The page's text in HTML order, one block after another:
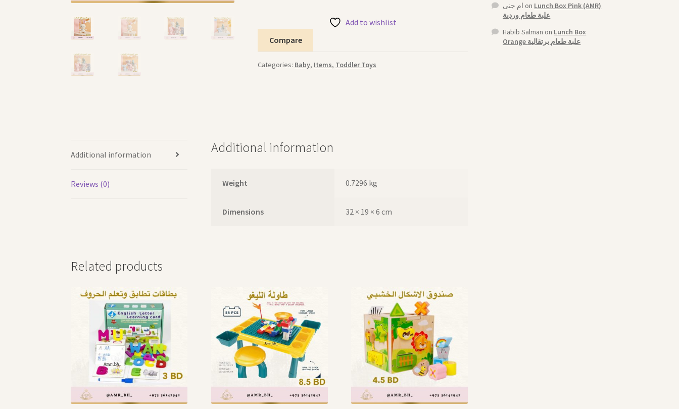
محشوة
quantity
Add to wishlist
Compare
Categories: Baby, Items, Toddler Toys
Additional information
Reviews (0)
Additional information
Weight 0.7296 kg
Dimensions 32 × 19 × 6 cm
Related products
ام جنى on Lunch Box Pink (AMR)
علبة طعام وردية
Habib Salman on Lunch Box
Orange علبة طعام برتقالية